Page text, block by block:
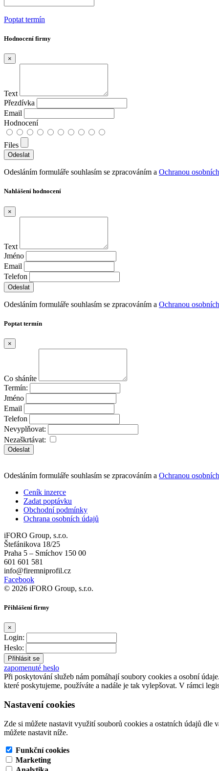
Poptat termín
Hodnocení firmy
×
Text
Přezdívka
Email
Hodnocení
Files
Odesláním formuláře souhlasím se zpracováním a Ochranou
Nahlášení hodnocení
×
Text
Jméno
Email
Telefon
Odesláním formuláře souhlasím se zpracováním a Ochranou
Poptat termín
×
Co sháníte
Termín:
Jméno
Email
Telefon
Nevyplňovat:
Nezaškrtávat:
Odeslat
Odesláním formuláře souhlasím se zpracováním a Ochranou
Ceník inzerce
Zadat poptávku
Obchodní podmínky
Ochrana osobních údajů
iFORO Group, s.r.o.
Štefánikova 18/25
Praha 5 – Smíchov 150 00
601 601 581
info@firemniprofil.cz
Facebook
© 2026 iFORO Group, s.r.o.
Přihlášení firmy
×
Login:
Heslo:
zapomenuté heslo
Při poskytování služeb nám pomáhají soubory cookies a osobní
které poskytujeme, používáte a nadále je tak vylepšovat. V rámci
Nastavení cookies
Zde si můžete nastavit využití souborů cookies a ostatních údajů
můžete nastavit níže.
Funkční cookies
Marketing